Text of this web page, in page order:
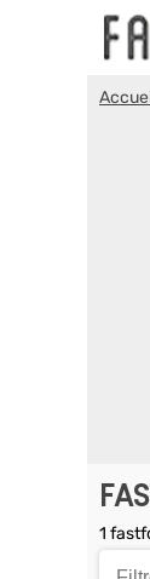
1